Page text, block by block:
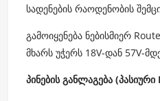
სადენების რაოდენობის
გამოიყენება ნებისმიერ
მხარს უჭერს 18V-დან 57V-
პინების განლაგება (პასიური